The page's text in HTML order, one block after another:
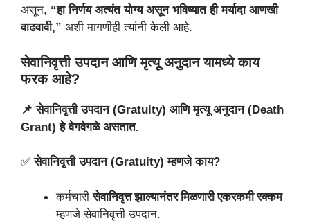
असून, “हा निर्णय अत्यंत योग्य असून भविष्यात ही मर्यादा आणखी
वाढवावी,” अशी मागणीही त्यांनी केली आहे.
सेवानिवृत्ती उपदान आणि मृत्यू अनुदान यामध्ये काय
फरक आहे?
📌 सेवानिवृत्ती उपदान (Gratuity) आणि मृत्यू अनुदान (Death
Grant) हे वेगवेगळे असतात.
✅सेवानिवृत्ती उपदान (Gratuity) म्हणजे काय?
कर्मचारीसेवानिवृत्त झाल्यानंतर मिळणारी एकरकमी रक्कम
म्हणजे सेवानिवृत्ती उपदान.